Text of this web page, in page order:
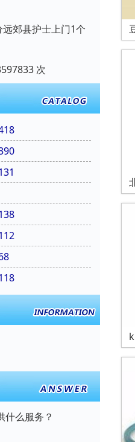
郊县护士上门1个
次
什么服务？